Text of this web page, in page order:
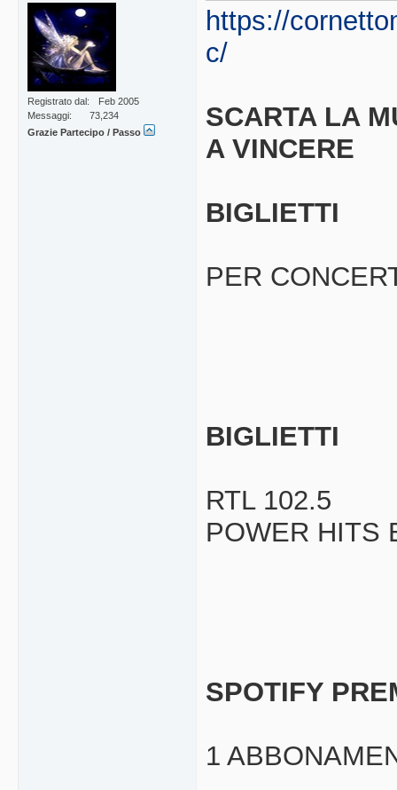
Registrato dal
Feb 2005
Messaggi
73,234
Grazie Partecipo / Passo
https://
c/
SCARTA LA
A VINCERE
BIGLIETTI
PER
BIGLIETTI
RTL 102.5
POWER HITS
SPOTIFY
1